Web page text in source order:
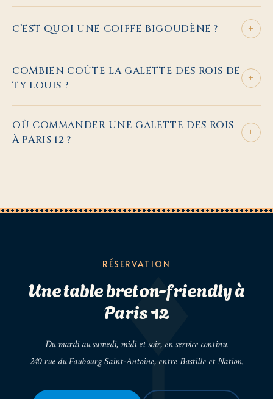
C’EST QUOI UNE COIFFE BIGOUDÈNE ? +
COMBIEN COÛTE LA GALETTE DES ROIS DE
TY LOUIS ?
+
OÙ COMMANDER UNE GALETTE DES ROIS
À PARIS 12 ?
+
RÉSERVATION
Une table breton-friendly à
Paris 12
Du mardi au samedi, midi et soir, en service continu.
240 rue du Faubourg Saint-Antoine, entre Bastille et Nation.